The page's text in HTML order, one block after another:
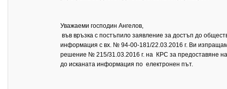
Уважаеми господин Ангелов,
във връзка с постъпило заявление за достъп до
информация с вх. № 94-00-181/22.03.2016 г. Ви
решение № 215/31.03.2016 г. на КРС за предоставяне
до исканата информация по електронен път.